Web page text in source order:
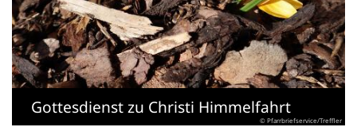
Gottesdienst zu Christi Himmelfahrt
© Pfarrbriefservice/Treffler